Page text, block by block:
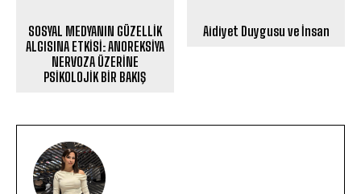
SOSYAL MEDYANIN GÜZELLİK
ALGISINA ETKİSİ: ANOREKSİYA
NERVOZA ÜZERİNE
PSİKOLOJİK BİR BAKIŞ
Aidiyet Duygusu ve İnsan